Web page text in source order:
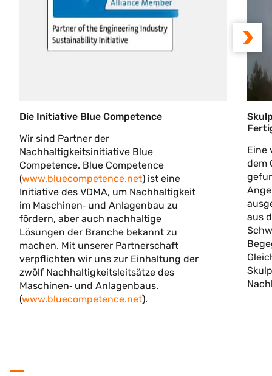
Die Initiative Blue Competence
Wir sind Partner der
Nachhaltigkeitsinitiative Blue
Competence. Blue Competence
(www.bluecompetence.net) ist eine
Initiative des VDMA, um Nachhaltigkeit
im Maschinen‐ und Anlagenbau zu
fördern, aber auch nachhaltige
Lösungen der Branche bekannt zu
machen. Mit unserer Partnerschaft
verpflichten wir uns zur Einhaltung der
zwölf Nachhaltigkeitsleitsätze des
Maschinen‐ und Anlagenbaus.
(www.bluecompetence.net).
Eine
dem
aus